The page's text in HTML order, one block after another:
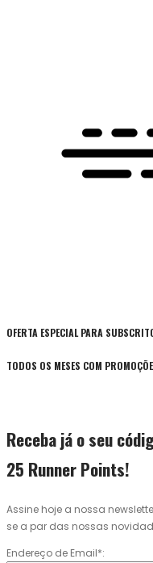
OFERTA ESPECIAL PARA
TODOS OS MESES COM
Receba já o seu
25 Runner Points!
Assine hoje a nossa
se a par das nossas
Endereço de Email*: